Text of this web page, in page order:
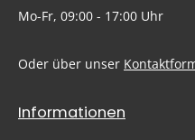
Mo-Fr, 09:00 - 17:00 Uhr
Oder über unser
Informationen